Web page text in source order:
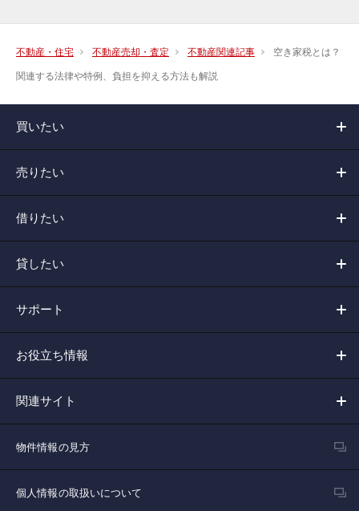
不動産・住宅 不動産売却・査定 不動産関連記事 空き家税とは？
関連する法律や特例、負担を抑える方法も解説
買いたい
売りたい
借りたい
貸したい
サポート
お役立ち情報
関連サイト
物件情報の見方
個人情報の取扱いについて